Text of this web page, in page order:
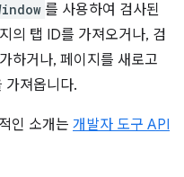
를 사용하여 검사된
의 탭 ID를 가져오거나, 검
하거나, 페이지를 새로고
가져옵니다.
인 소개는 개발자 도구 API